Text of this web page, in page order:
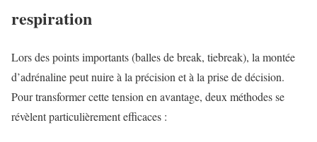
respiration
Lors des points importants (balles de break, tiebreak), la montée
d’adrénaline peut nuire à la précision et à la prise de décision.
Pour transformer cette tension en avantage, deux méthodes se
révèlent particulièrement efficaces :